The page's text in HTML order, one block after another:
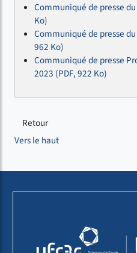
Communiqué de presse
Ko)
Communiqué de presse
962 Ko)
Communiqué de presse
2023 (PDF, 922 Ko)
Retour
Vers le haut